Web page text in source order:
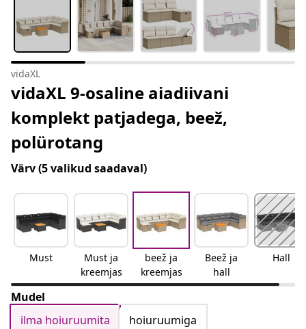
vidaXL
vidaXL 9-osaline aiadiivani
komplekt patjadega, beež,
polürotang
Värv(5 valikud saadaval)
Must
Must ja
kreemjas
beež ja
kreemjas
Beež ja
hall
Hall
Mudel
ilma hoiuruumita
hoiuruumiga